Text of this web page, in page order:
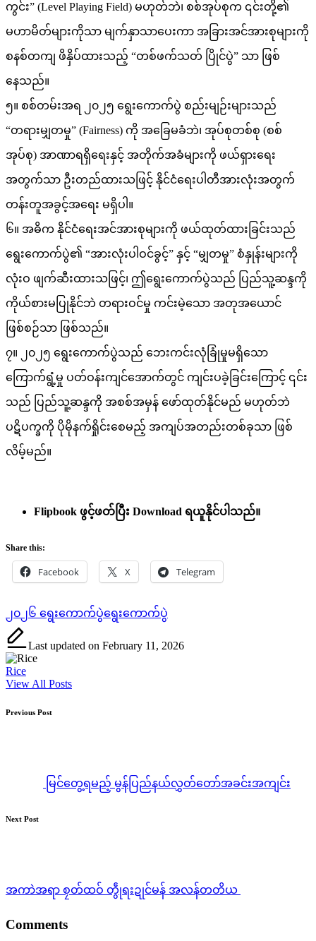
ကွင်း” (Level Playing Field) မဟုတ်ဘဲ၊ စစ်အုပ်စုက ၎င်းတို့၏
မဟာမိတ်များကိုသာ မျက်နှာသာပေးကာ အခြားအင်အားစုများကို
စနစ်တကျ ဖိနှိပ်ထားသည့် “တစ်ဖက်သတ် ပြိုင်ပွဲ” သာ ဖြစ်
နေသည်။
၅။ စစ်တမ်းအရ ၂၀၂၅ ရွေးကောက်ပွဲ စည်းမျဉ်းများသည်
“တရားမျှတမှု” (Fairness) ကို အခြေမခံဘဲ၊ အုပ်စုတစ်စု (စစ်
အုပ်စု) အာဏာရရှိရေးနှင့် အတိုက်အခံများကို ဖယ်ရှားရေး
အတွက်သာ ဦးတည်ထားသဖြင့် နိုင်ငံရေးပါတီအားလုံးအတွက်
တန်းတူအခွင့်အရေး မရှိပါ။
၆။ အဓိက နိုင်ငံရေးအင်အားစုများကို ဖယ်ထုတ်ထားခြင်းသည်
ရွေးကောက်ပွဲ၏ “အားလုံးပါဝင်ခွင့်” နှင့် “မျှတမှု” စံနှုန်းများကို
လုံးဝ ဖျက်ဆီးထားသဖြင့်၊ ဤရွေးကောက်ပွဲသည် ပြည်သူ့ဆန္ဒကို
ကိုယ်စားမပြုနိုင်ဘဲ တရားဝင်မှု ကင်းမဲ့သော အတုအယောင်
ဖြစ်စဉ်သာ ဖြစ်သည်။
၇။ ၂၀၂၅ ရွေးကောက်ပွဲသည် ဘေးကင်းလုံခြုံမှုမရှိသော
ကြောက်ရွံ့မှု ပတ်ဝန်းကျင်အောက်တွင် ကျင်းပခဲ့ခြင်းကြောင့် ၎င်း
သည် ပြည်သူ့ဆန္ဒကို အစစ်အမှန် ဖော်ထုတ်နိုင်မည် မဟုတ်ဘဲ
ပဋိပက္ခကို ပိုမိုနက်ရှိုင်းစေမည့် အကျပ်အတည်းတစ်ခုသာ ဖြစ်
လိမ့်မည်။
Flipbook ဖွင့်ဖတ်ပြီး ‌Download ရယူနိုင်ပါသည်။
Share this:
Facebook X Telegram
၂၀၂၆ ရွေးကောက်ပွဲရွေးကောက်ပွဲ
Last updated on February 11, 2026
Rice
View All Posts
Post
Previous Post
မြင်တွေ့ရမည့် မွန်ပြည်နယ်လွှတ်တော်အခင်းအကျင်း
Next Post
အကာဲအရာ စၠတ်ထဝ် တွဵုရးဍုင်မန် အလန်တတိယ
Comments